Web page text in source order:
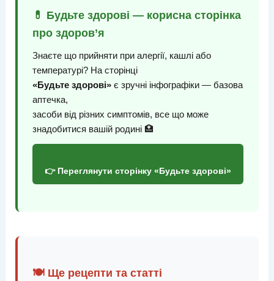
💊 Будьте здорові — корисна сторінка
про здоров’я
Знаєте що прийняти при алергії, кашлі або
температурі? На сторінці
«Будьте здорові»є зручні інфографіки — базова
аптечка,
засоби від різних симптомів, все що може
знадобитися вашій родині 🏥
👉 Переглянути сторінку «Будьте здорові»
🍽️ Ще рецепти та статті